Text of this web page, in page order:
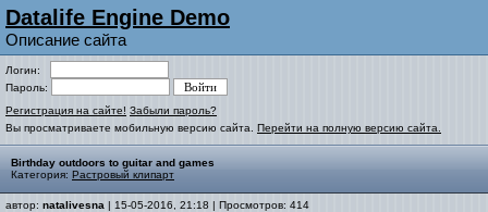
Datalife Engine Demo
Описание сайта
Логин:
Пароль:
Регистрация на сайте! Забыли пароль?
Вы просматриваете мобильную версию сайта. Перейти на полную версию сайта.
Birthday outdoors to guitar and games
Категория: Растровый клипарт
автор: natalivesna | 15-05-2016, 21:18 | Просмотров: 414